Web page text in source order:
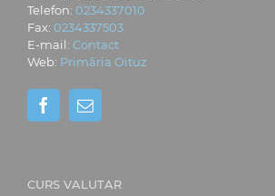
Telefon: 0234337010
Fax: 0234337503
E-mail: Contact
Web: Primăria Oituz
CURS VALUTAR